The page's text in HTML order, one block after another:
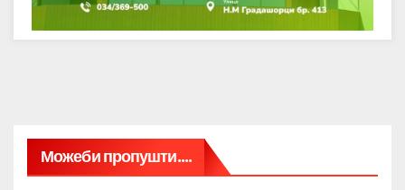
Можеби пропушти....